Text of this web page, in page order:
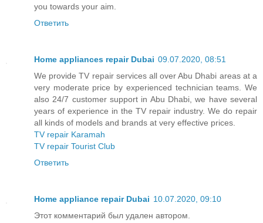
you towards your aim.
Ответить
Home appliances repair Dubai 09.07.2020, 08:51
We provide TV repair services all over Abu Dhabi areas at a
very moderate price by experienced technician teams. We
also 24/7 customer support in Abu Dhabi, we have several
years of experience in the TV repair industry. We do repair
all kinds of models and brands at very effective prices.
TV repair Karamah
TV repair Tourist Club
Ответить
Home appliance repair Dubai 10.07.2020, 09:10
Этот комментарий был удален автором.